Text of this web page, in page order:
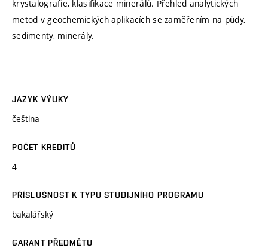
krystalografie, klasifikace minerálů. Přehled analytických
metod v geochemických aplikacích se zaměřením na půdy,
sedimenty, minerály.
JAZYK VÝUKY
čeština
POČET KREDITŮ
4
PŘÍSLUŠNOST K TYPU STUDIJNÍHO PROGRAMU
bakalářský
GARANT PŘEDMĚTU